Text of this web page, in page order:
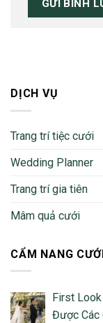
DỊCH VỤ
Trang trí tiệc cưới
Wedding Planner
Trang trí gia tiên
Mâm quả cưới
CẨM NANG
First
Được Các